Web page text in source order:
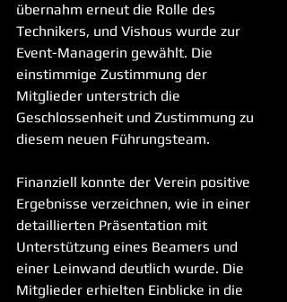
übernahm erneut die Rolle des
Technikers, und Vishous wurde zur
Event-Managerin gewählt. Die
einstimmige Zustimmung der
Mitglieder unterstrich die
Geschlossenheit und Zustimmung zu
diesem neuen Führungsteam.
Finanziell konnte der Verein positive
Ergebnisse verzeichnen, wie in einer
detaillierten Präsentation mit
Unterstützung eines Beamers und
einer Leinwand deutlich wurde. Die
Mitglieder erhielten Einblicke in die